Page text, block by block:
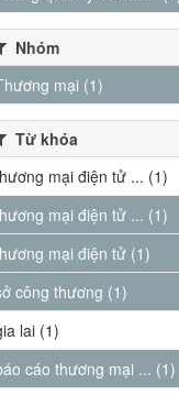
Nhóm
mại (1)
Từ khóa
mại điện tử ... (1)
mại điện tử ... (1)
mại điện tử (1)
công thương (1)
lai (1)
cáo thương mại ... (1)